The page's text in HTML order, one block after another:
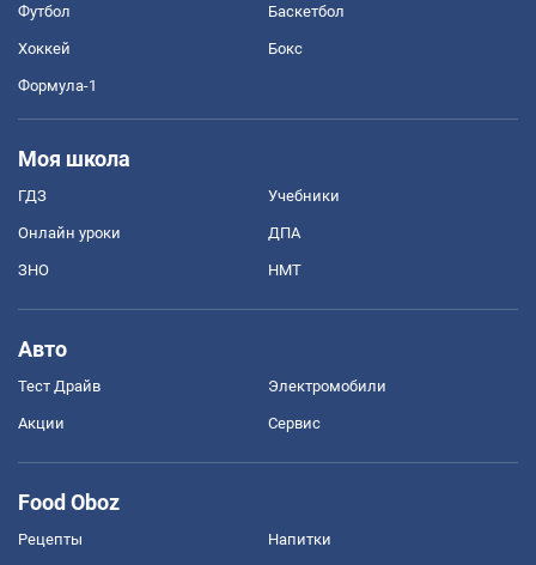
Футбол Баскетбол
Хоккей Бокс
Формула-1
Моя школа
ГДЗ Учебники
Онлайн уроки ДПА
ЗНО НМТ
Авто
Тест Драйв Электромобили
Акции Сервис
Food Oboz
Рецепты Напитки